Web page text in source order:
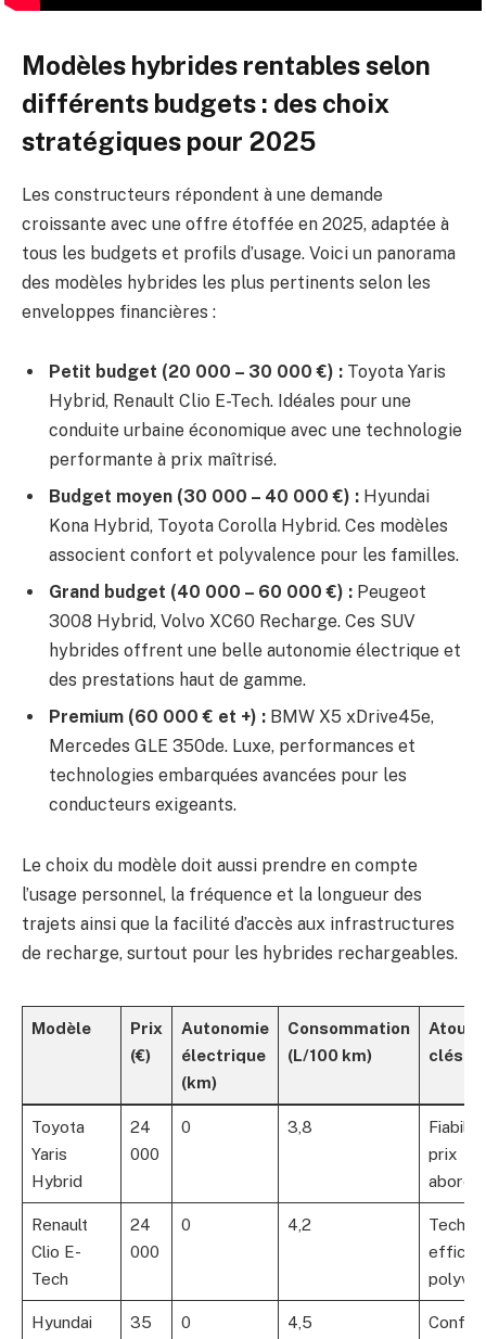
Modèles hybrides rentables selon
différents budgets : des choix
stratégiques pour 2025
Les constructeurs répondent à une demande
croissante avec une offre étoffée en 2025, adaptée à
tous les budgets et profils d’usage. Voici un panorama
des modèles hybrides les plus pertinents selon les
enveloppes financières :
Petit budget (20 000 – 30 000 €) : Toyota Yaris
Hybrid, Renault Clio E-Tech. Idéales pour une
conduite urbaine économique avec une technologie
performante à prix maîtrisé.
Budget moyen (30 000 – 40 000 €) : Hyundai
Kona Hybrid, Toyota Corolla Hybrid. Ces modèles
associent confort et polyvalence pour les familles.
Grand budget (40 000 – 60 000 €) : Peugeot
3008 Hybrid, Volvo XC60 Recharge. Ces SUV
hybrides offrent une belle autonomie électrique et
des prestations haut de gamme.
Premium (60 000 € et +) : BMW X5 xDrive45e,
Mercedes GLE 350de. Luxe, performances et
technologies embarquées avancées pour les
conducteurs exigeants.
Le choix du modèle doit aussi prendre en compte
l’usage personnel, la fréquence et la longueur des
trajets ainsi que la facilité d’accès aux infrastructures
de recharge, surtout pour les hybrides rechargeables.
Modèle
Prix
(€)
Autonomie
électrique
(km)
Consommation
(L/100 km)
Atouts
clés
Toyota
Yaris
Hybrid
24
000
0 3,8
prix
Renault
Clio E-
Tech
24
000
0 4,2
Hyundai
35
0 4,5